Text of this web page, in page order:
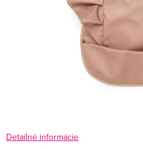
Detailné informácie